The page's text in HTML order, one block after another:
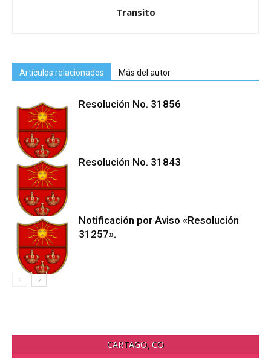
Transito
Artículos relacionados Más del autor
Resolución No. 31856
Resolución No. 31843
Notificación por Aviso «Resolución
31257».
CARTAGO, CO